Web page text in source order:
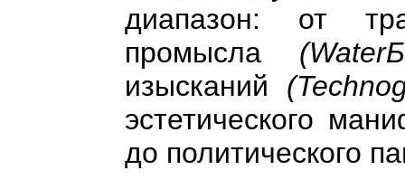
диапазон: от
промысла
изысканий
эстетического
до политического